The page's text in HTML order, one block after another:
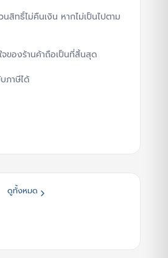
ทธิ์ไม่คืนเงิน หากไม่เป็นไปตาม
จของร้านค้าถือเป็นที่สิ้นสุด
ภาษีได้
ดูทั้งหมด